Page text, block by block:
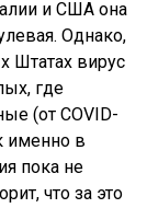
и США она
Однако,
Штатах вирус
где
(от COVID-
именно в
пока не
что за это